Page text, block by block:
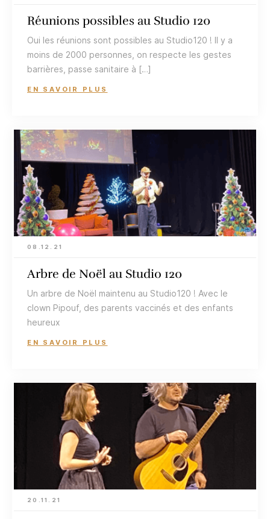
Réunions possibles au Studio 120
Oui les réunions sont possibles au Studio120 ! Il y a
moins de 2000 personnes, on respecte les gestes
barrières, passe sanitaire à […]
EN SAVOIR PLUS
08.12.21
Arbre de Noël au Studio 120
Un arbre de Noël maintenu au Studio120 ! Avec le
clown Pipouf, des parents vaccinés et des enfants
heureux
EN SAVOIR PLUS
20.11.21